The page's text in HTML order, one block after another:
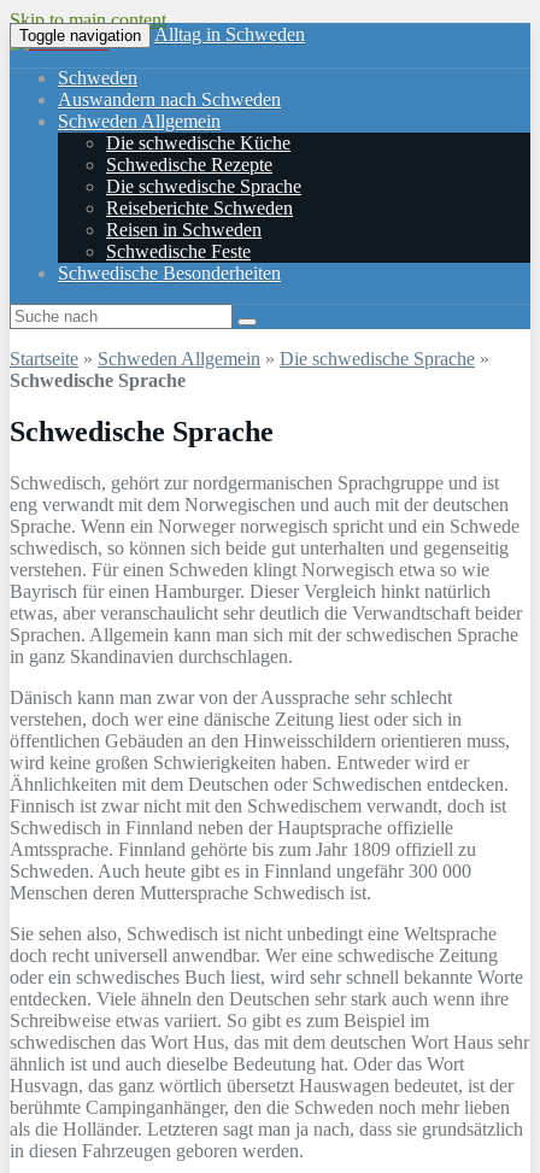
Skip to main content
Toggle navigation Alltag in Schweden
Schweden
Auswandern nach Schweden
Schweden Allgemein
Die schwedische Küche
Schwedische Rezepte
Die schwedische Sprache
Reiseberichte Schweden
Reisen in Schweden
Schwedische Feste
Schwedische Besonderheiten
Startseite » Schweden Allgemein » Die schwedische Sprache »
Schwedische Sprache
Schwedische Sprache
Schwedisch, gehört zur nordgermanischen Sprachgruppe und ist
eng verwandt mit dem Norwegischen und auch mit der deutschen
Sprache. Wenn ein Norweger norwegisch spricht und ein Schwede
schwedisch, so können sich beide gut unterhalten und gegenseitig
verstehen. Für einen Schweden klingt Norwegisch etwa so wie
Bayrisch für einen Hamburger. Dieser Vergleich hinkt natürlich
etwas, aber veranschaulicht sehr deutlich die Verwandtschaft beider
Sprachen. Allgemein kann man sich mit der schwedischen Sprache
in ganz Skandinavien durchschlagen.
Dänisch kann man zwar von der Aussprache sehr schlecht
verstehen, doch wer eine dänische Zeitung liest oder sich in
öffentlichen Gebäuden an den Hinweisschildern orientieren muss,
wird keine großen Schwierigkeiten haben. Entweder wird er
Ähnlichkeiten mit dem Deutschen oder Schwedischen entdecken.
Finnisch ist zwar nicht mit den Schwedischem verwandt, doch ist
Schwedisch in Finnland neben der Hauptsprache offizielle
Amtssprache. Finnland gehörte bis zum Jahr 1809 offiziell zu
Schweden. Auch heute gibt es in Finnland ungefähr 300 000
Menschen deren Muttersprache Schwedisch ist.
Sie sehen also, Schwedisch ist nicht unbedingt eine Weltsprache
doch recht universell anwendbar. Wer eine schwedische Zeitung
oder ein schwedisches Buch liest, wird sehr schnell bekannte Worte
entdecken. Viele ähneln den Deutschen sehr stark auch wenn ihre
Schreibweise etwas variiert. So gibt es zum Beispiel im
schwedischen das Wort Hus, das mit dem deutschen Wort Haus sehr
ähnlich ist und auch dieselbe Bedeutung hat. Oder das Wort
Husvagn, das ganz wörtlich übersetzt Hauswagen bedeutet, ist der
berühmte Campinganhänger, den die Schweden noch mehr lieben
als die Holländer. Letzteren sagt man ja nach, dass sie grundsätzlich
in diesen Fahrzeugen geboren werden.